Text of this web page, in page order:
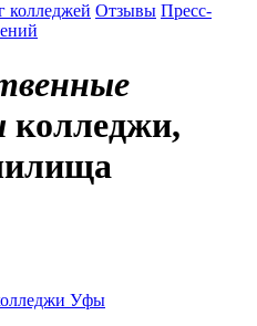
колледжей Отзывы Пресс-
колледжи,
Уфы